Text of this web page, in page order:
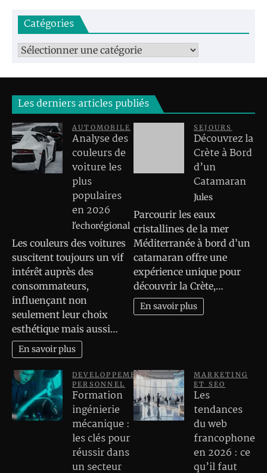
Catégories
Catégories
Les derniers articles publiés
AUTOMOBILE
Analyse des
couleurs de
voiture les
plus
populaires
en 2026
l'echorégional
Les couleurs des voitures
suscitent toujours un vif
intérêt auprès des
consommateurs,
influençant non
seulement leur choix
esthétique mais aussi…
En savoir plus
SEJOURS
Découvrez la
Crète à Bord
d’un
Catamaran
Jules
Parcourir les eaux
cristallines de la mer
Méditerranée à bord d’un
catamaran offre une
expérience unique pour
découvrir la Crète,…
En savoir plus
DEVELOPPEMENT
PERSONNEL
Formation
ingénierie
mécanique :
les clés pour
réussir dans
un secteur
MARKETING
ET SEO
Les
tendances
du web
francophone
en 2026 : ce
qu’il faut